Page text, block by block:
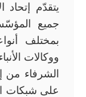
يتقدّم إتحاد
جميع
بمختلف
ووكالات
الشرفاء من
على شبكات